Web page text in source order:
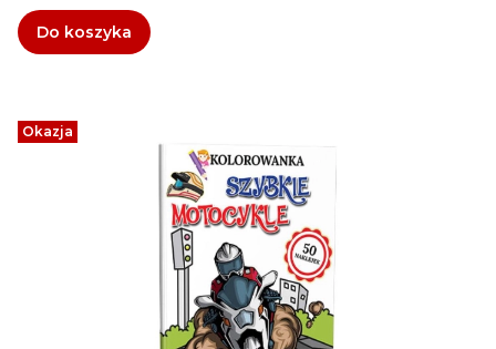
Do koszyka
Okazja